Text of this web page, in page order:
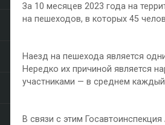
За 10 месяцев 2023 года на
на пешеходов, в которых 45
Наезд на пешехода является
Нередко их причиной является
участниками — в среднем
В связи с этим